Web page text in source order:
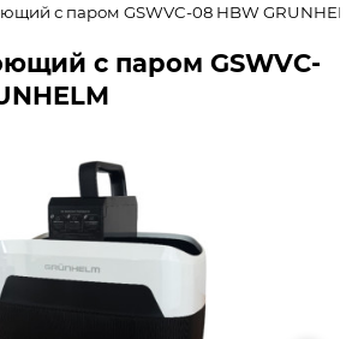
с паром GSWVC-08 HBW
с паром GSWVC-